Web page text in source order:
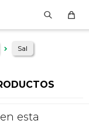
Sal
esta